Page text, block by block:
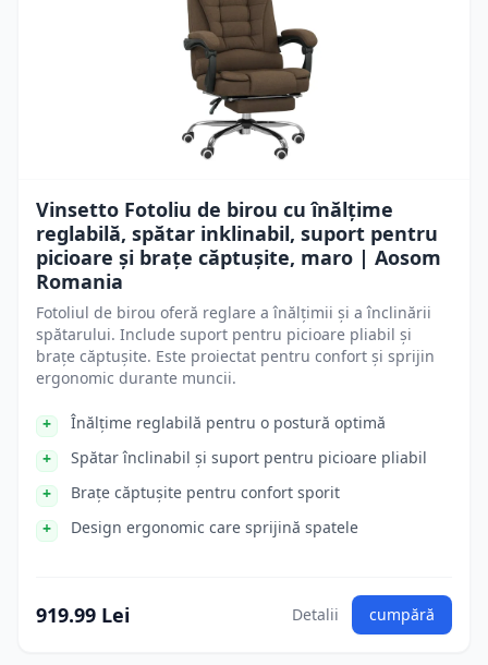
Vinsetto Fotoliu de birou cu înălțime
reglabilă, spătar inklinabil, suport pentru
picioare și brațe căptușite, maro | Aosom
Romania
Fotoliul de birou oferă reglare a înălțimii și a înclinării
spătarului. Include suport pentru picioare pliabil și
brațe căptușite. Este proiectat pentru confort și sprijin
ergonomic durante muncii.
Înălțime reglabilă pentru o postură optimă
Spătar înclinabil și suport pentru picioare pliabil
Brațe căptușite pentru confort sporit
Design ergonomic care sprijină spatele
919.99 Lei Detalii cumpără